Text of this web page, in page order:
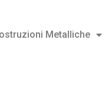
Metalliche